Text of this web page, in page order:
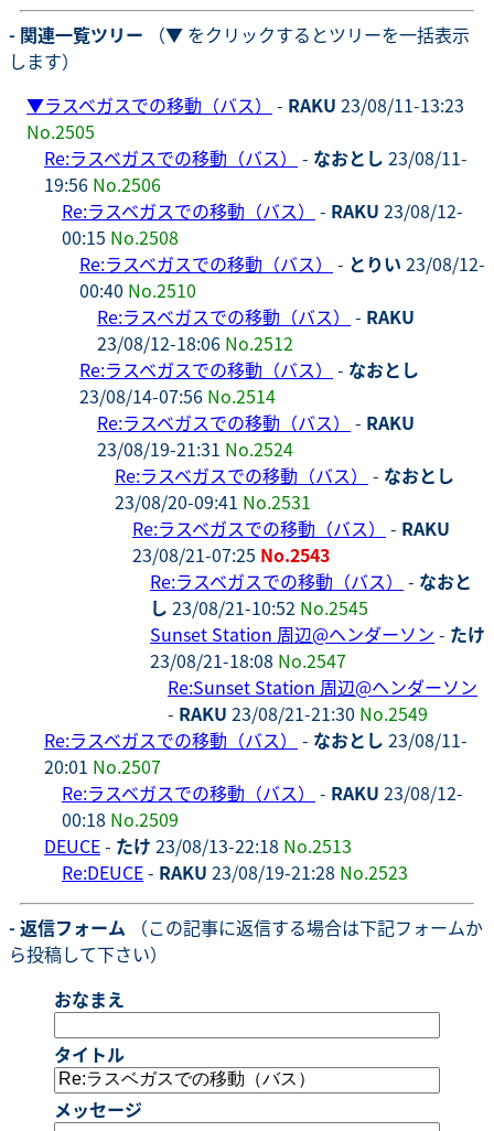
- 関連一覧ツリー （▼ をクリックするとツリーを一括表示
します）
▼ラスベガスでの移動（バス） - RAKU 23/08/11-13:23
No.2505
Re:ラスベガスでの移動（バス）
- なおとし 23/08/11-
19:56 No.2506
Re:ラスベガスでの移動（バス）
- RAKU 23/08/12-
00:15 No.2508
Re:ラスベガスでの移動（バス）
- とりい 23/08/12-
00:40 No.2510
Re:ラスベガスでの移動（バス）
- RAKU
23/08/12-18:06 No.2512
Re:ラスベガスでの移動（バス）
- なおとし
23/08/14-07:56 No.2514
Re:ラスベガスでの移動（バス）
- RAKU
23/08/19-21:31 No.2524
Re:ラスベガスでの移動（バス）
- なおとし
23/08/20-09:41 No.2531
Re:ラスベガスでの移動（バス）
- RAKU
23/08/21-07:25 No.2543
Re:ラスベガスでの移動（バス）
- なおと
し 23/08/21-10:52 No.2545
Sunset Station 周辺@ヘンダーソン - たけ
23/08/21-18:08 No.2547
Re:Sunset Station 周辺@ヘンダーソン
- RAKU 23/08/21-21:30 No.2549
Re:ラスベガスでの移動（バス）
- なおとし 23/08/11-
20:01 No.2507
Re:ラスベガスでの移動（バス）
- RAKU 23/08/12-
00:18 No.2509
DEUCE- たけ 23/08/13-22:18 No.2513
Re:DEUCE- RAKU 23/08/19-21:28 No.2523
- 返信フォーム （この記事に返信する場合は下記フォームか
ら投稿して下さい）
おなまえ
タイトル
メッセージ